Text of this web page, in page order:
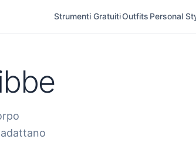
Strumenti GratuitiOutfits Personal